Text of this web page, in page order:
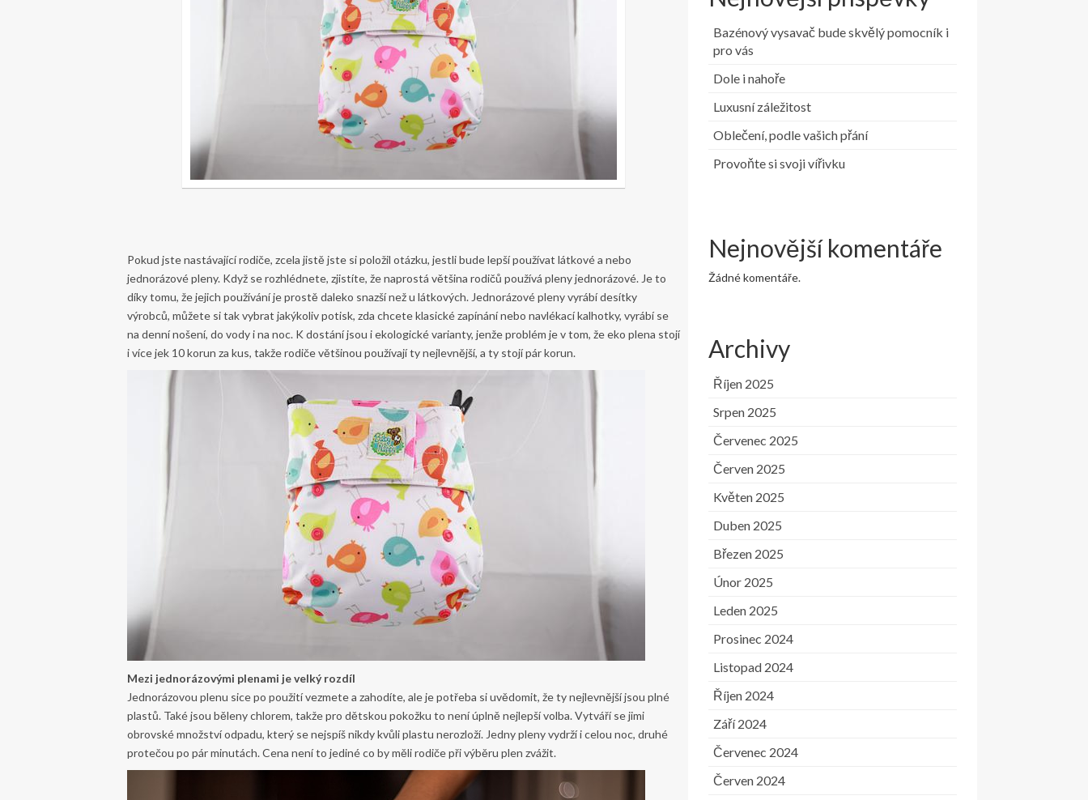
Pokud jste nastávající rodiče, zcela jistě jste si položil otázku, jestli bude lepší používat látkové a nebo
jednorázové pleny. Když se rozhlédnete, zjistíte, že naprostá většina rodičů používá pleny jednorázové. Je to
díky tomu, že jejich používání je prostě daleko snazší než u látkových. Jednorázové pleny vyrábí desítky
výrobců, můžete si tak vybrat jakýkoliv potisk, zda chcete klasické zapínání nebo navlékací kalhotky, vyrábí se
na denní nošení, do vody i na noc. K dostání jsou i ekologické varianty, jenže problém je v tom, že eko plena stojí
i více jek 10 korun za kus, takže rodiče většinou používají ty nejlevnější, a ty stojí pár korun.
Mezi jednorázovými plenami je velký rozdíl
Jednorázovou plenu sice po použití vezmete a zahodíte, ale je potřeba si uvědomit, že ty nejlevnější jsou plné
plastů. Také jsou běleny chlorem, takže pro dětskou pokožku to není úplně nejlepší volba. Vytváří se jimi
obrovské množství odpadu, který se nejspíš nikdy kvůli plastu nerozloží. Jedny pleny vydrží i celou noc, druhé
protečou po pár minutách. Cena není to jediné co by měli rodiče při výběru plen zvážit.
Bazénový vysavač bude skvělý pomocník i
pro vás
Dole i nahoře
Luxusní záležitost
Oblečení, podle vašich přání
Provoňte si svoji vířivku
Nejnovější komentáře
Žádné komentáře.
Archivy
Říjen 2025
Srpen 2025
Červenec 2025
Červen 2025
Květen 2025
Duben 2025
Březen 2025
Únor 2025
Leden 2025
Prosinec 2024
Listopad 2024
Říjen 2024
Září 2024
Červenec 2024
Červen 2024